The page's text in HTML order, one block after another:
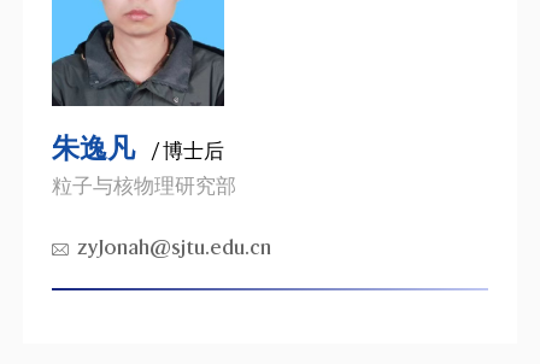
朱逸凡
/ 博士后
粒子与核物理研究部
zyJonah@sjtu.edu.cn